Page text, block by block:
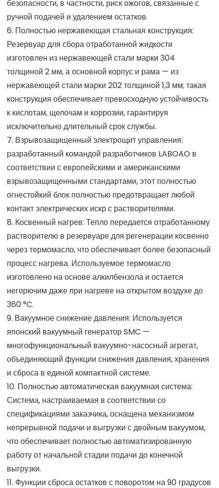
безопасности, в частности, риск ожогов, связанные с
ручной подачей и удалением остатков.
6. Полностью нержавеющая стальная конструкция:
Резервуар для сбора отработанной жидкости
изготовлен из нержавеющей стали марки 304
толщиной 2 мм, а основной корпус и рама — из
нержавеющей стали марки 202 толщиной 1,3 мм; такая
конструкция обеспечивает превосходную устойчивость
к кислотам, щелочам и коррозии, гарантируя
исключительно длительный срок службы.
7. Взрывозащищенный электрощит управления:
разработанный командой разработчиков LABOAO в
соответствии с европейскими и американскими
взрывозащищенными стандартами, этот полностью
огнестойкий блок полностью предотвращает любой
контакт электрических искр с растворителями.
8. Косвенный нагрев: Тепло передается отработанному
растворителю в резервуаре для регенерации косвенно
через термомасло, что обеспечивает более безопасный
процесс нагрева. Используемое термомасло
изготовлено на основе алкилбензола и остается
негорючим даже при нагреве на открытом воздухе до
360 °C.
9. Вакуумное снижение давления: Используется
японский вакуумный генератор SMC —
многофункциональный вакуумно-насосный агрегат,
объединяющий функции снижения давления, хранения
и сброса в единой компактной системе.
10. Полностью автоматическая вакуумная система:
Система, настраиваемая в соответствии со
спецификациями заказчика, оснащена механизмом
непрерывной подачи и выгрузки с двойным вакуумом,
что обеспечивает полностью автоматизированную
работу от начальной стадии подачи до конечной
выгрузки.
11. Функции сброса остатков с поворотом на 90 градусов